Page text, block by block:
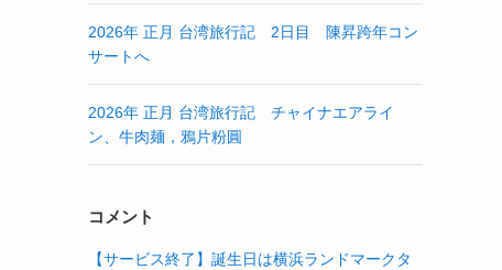
2026年 正月 台湾旅行記 2日目 陳昇跨年コン
サートへ
2026年 正月 台湾旅行記 チャイナエアライ
ン、牛肉麺，鴉片粉圓
コメント
【サービス終了】誕生日は横浜ランドマークタ